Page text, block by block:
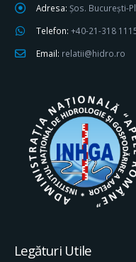
Adresa: Șos. București-
Telefon: +40-21-318
Email: relatii@hidro.ro
Legături Utile